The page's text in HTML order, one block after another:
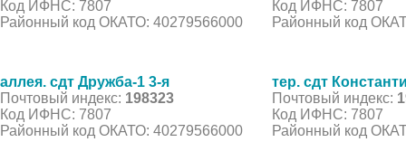
Код ИФНС: 7807
Районный код ОКАТО: 40279566000
Код ИФНС: 7807
Районный код
аллея. сдт Дружба-1 3-я
Почтовый индекс: 198323
Код ИФНС: 7807
Районный код ОКАТО: 40279566000
тер. сдт
Почтовый индекс:
Код ИФНС: 7807
Районный код